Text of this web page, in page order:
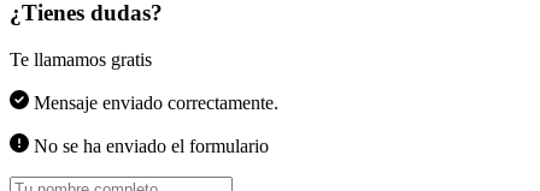
¿Tienes dudas?
Te llamamos gratis
Mensaje enviado correctamente.
No se ha enviado el formulario